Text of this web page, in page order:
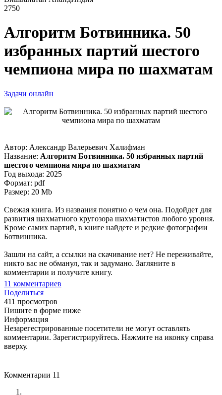
2750
Алгоритм Ботвинника. 50
избранных партий шестого
чемпиона мира по шахматам
Задачи онлайн
Автор: Александр Валерьевич Халифман
Название: Алгоритм Ботвинника. 50 избранных партий
шестого чемпиона мира по шахматам
Год выхода: 2025
Формат: pdf
Размер: 20 Mb
Свежая книга. Из названия понятно о чем она. Подойдет для
развития шахматного кругозора шахматистов любого уровня.
Кроме самих партий, в книге найдете и редкие фотографии
Ботвинника.
Зашли на сайт, а ссылки на скачивание нет? Не переживайте,
никто вас не обманул, так и задумано. Загляните в
комментарии и получите книгу.
11 комментариев
Поделиться
411 просмотров
Пишите в форме ниже
Информация
Незарегестрированные посетители не могут оставлять
комментарии. Зарегистрируйтесь. Нажмите на иконку справа
вверху.
Комментарии 11